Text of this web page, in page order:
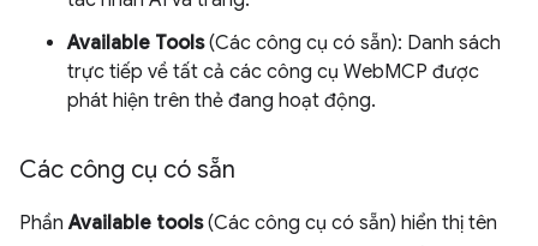
Available Tools(Các công cụ có sẵn): Danh sách
trực tiếp về tất cả các công cụ WebMCP được
phát hiện trên thẻ đang hoạt động.
Các công cụ có sẵn
PhầnAvailable tools(Các công cụ có sẵn) hiển thị tên